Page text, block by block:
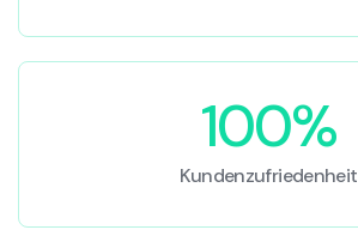
100%
Kundenzufriedenheit